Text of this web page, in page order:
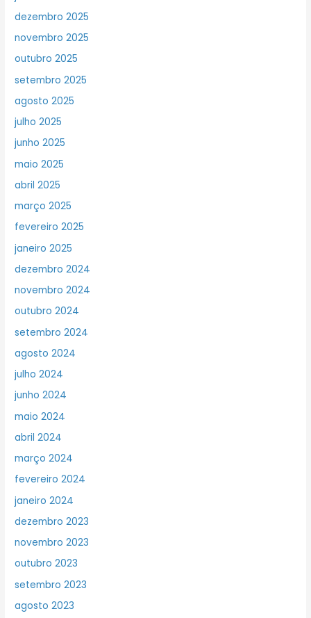
dezembro 2025
novembro 2025
outubro 2025
setembro 2025
agosto 2025
julho 2025
junho 2025
maio 2025
abril 2025
março 2025
fevereiro 2025
janeiro 2025
dezembro 2024
novembro 2024
outubro 2024
setembro 2024
agosto 2024
julho 2024
junho 2024
maio 2024
abril 2024
março 2024
fevereiro 2024
janeiro 2024
dezembro 2023
novembro 2023
outubro 2023
setembro 2023
agosto 2023